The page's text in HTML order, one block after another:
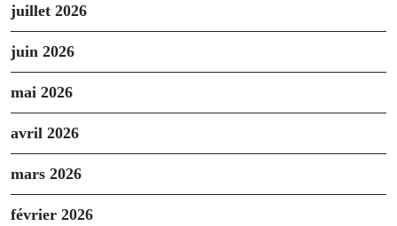
juillet 2026
juin 2026
mai 2026
avril 2026
mars 2026
février 2026